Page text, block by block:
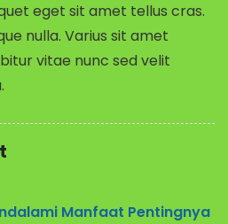
eget sit amet tellus cras.
nulla. Varius sit amet
vitae nunc sed velit
Manfaat Pentingnya